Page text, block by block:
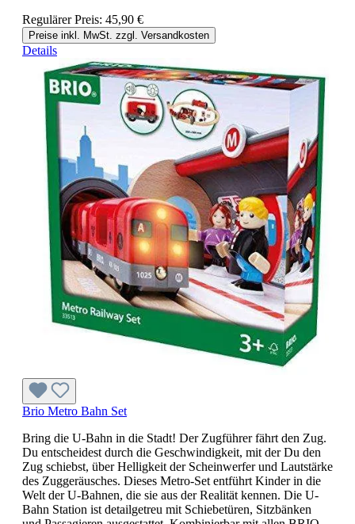
Regulärer Preis: 45,90 €
Preise inkl. MwSt. zzgl. Versandkosten
Details
Brio Metro Bahn Set
Bring die U-Bahn in die Stadt! Der Zugführer fährt den Zug.
Du entscheidest durch die Geschwindigkeit, mit der Du den
Zug schiebst, über Helligkeit der Scheinwerfer und Lautstärke
des Zuggeräusches. Dieses Metro-Set entführt Kinder in die
Welt der U-Bahnen, die sie aus der Realität kennen. Die U-
Bahn Station ist detailgetreu mit Schiebetüren, Sitzbänken